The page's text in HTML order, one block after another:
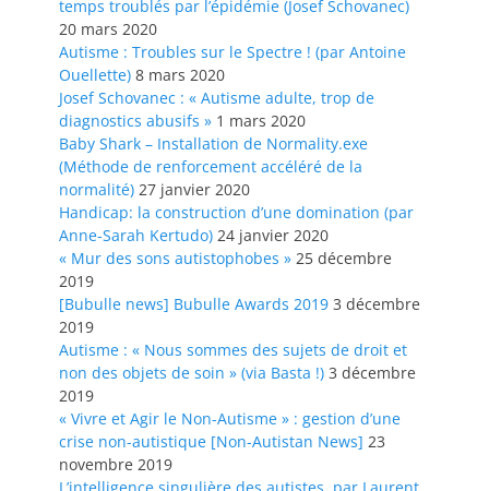
temps troublés par l’épidémie (Josef Schovanec)
20 mars 2020
Autisme : Troubles sur le Spectre ! (par Antoine
Ouellette) 8 mars 2020
Josef Schovanec : « Autisme adulte, trop de
diagnostics abusifs » 1 mars 2020
Baby Shark – Installation de Normality.exe
(Méthode de renforcement accéléré de la
normalité) 27 janvier 2020
Handicap: la construction d’une domination (par
Anne-Sarah Kertudo) 24 janvier 2020
« Mur des sons autistophobes » 25 décembre
2019
[Bubulle news] Bubulle Awards 2019 3 décembre
2019
Autisme : « Nous sommes des sujets de droit et
non des objets de soin » (via Basta !) 3 décembre
2019
« Vivre et Agir le Non-Autisme » : gestion d’une
crise non-autistique [Non-Autistan News] 23
novembre 2019